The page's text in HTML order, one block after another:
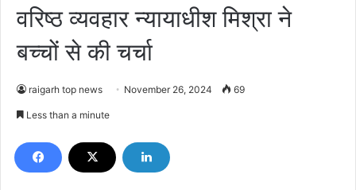
वरिष्ठ व्यवहार न्यायाधीश मिश्रा ने
बच्चों से की चर्चा
raigarh top news November 26, 2024 69
Less than a minute